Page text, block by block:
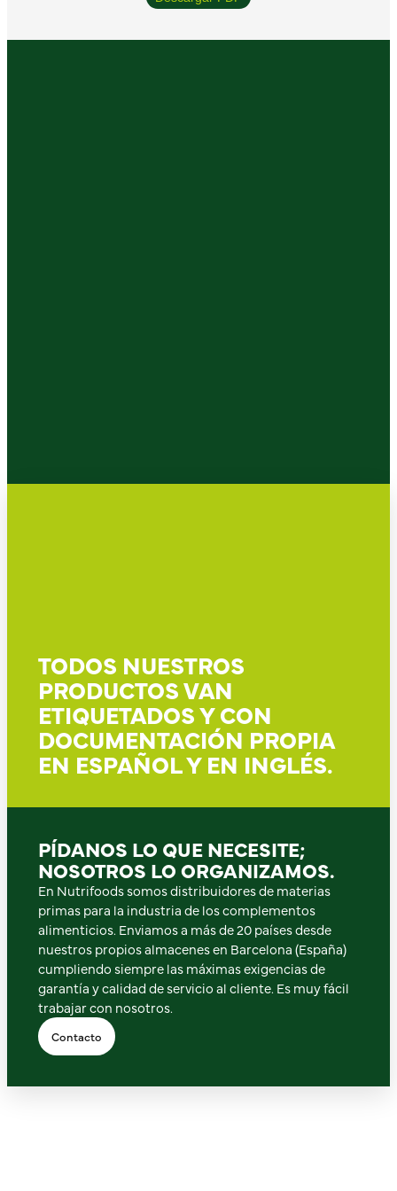
TODOS NUESTROS
PRODUCTOS VAN
ETIQUETADOS Y CON
DOCUMENTACIÓN PROPIA
EN ESPAÑOL Y EN INGLÉS.
PÍDANOS LO QUE NECESITE;
NOSOTROS LO ORGANIZAMOS.
En Nutrifoods somos distribuidores de materias
primas para la industria de los complementos
alimenticios. Enviamos a más de 20 países desde
nuestros propios almacenes en Barcelona (España)
cumpliendo siempre las máximas exigencias de
garantía y calidad de servicio al cliente. Es muy fácil
trabajar con nosotros.
Contacto